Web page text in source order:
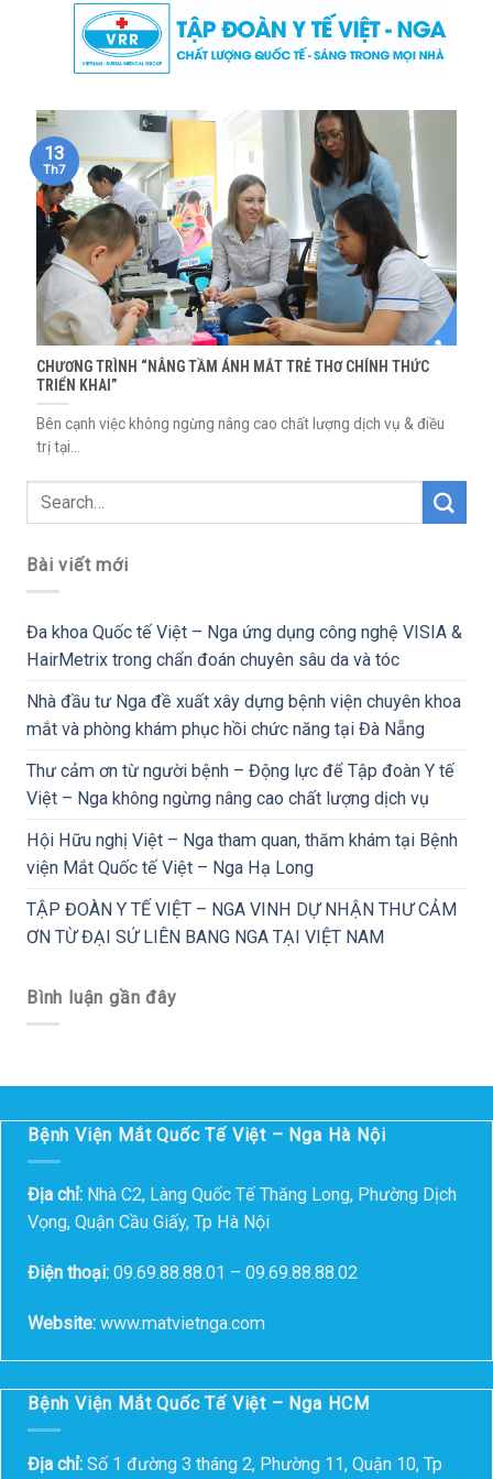
CHƯƠNG TRÌNH “NÂNG TẦM ÁNH MẮT TRẺ THƠ CHÍNH THỨC
TRIỂN KHAI”
Bên cạnh việc không ngừng nâng cao chất lượng dịch vụ & điều
trị tại...
13
Th7
Bài viết mới
Đa khoa Quốc tế Việt – Nga ứng dụng công nghệ VISIA &
HairMetrix trong chẩn đoán chuyên sâu da và tóc
Nhà đầu tư Nga đề xuất xây dựng bệnh viện chuyên khoa
mắt và phòng khám phục hồi chức năng tại Đà Nẵng
Thư cảm ơn từ người bệnh – Động lực để Tập đoàn Y tế
Việt – Nga không ngừng nâng cao chất lượng dịch vụ
Hội Hữu nghị Việt – Nga tham quan, thăm khám tại Bệnh
viện Mắt Quốc tế Việt – Nga Hạ Long
TẬP ĐOÀN Y TẾ VIỆT – NGA VINH DỰ NHẬN THƯ CẢM
ƠN TỪ ĐẠI SỨ LIÊN BANG NGA TẠI VIỆT NAM
Bình luận gần đây
Bệnh Viện Mắt Quốc Tế Việt – Nga Hà Nội
Địa chỉ: Nhà C2, Làng Quốc Tế Thăng Long, Phường Dịch
Vọng, Quận Cầu Giấy, Tp Hà Nội
Điện thoại: 09.69.88.88.01 – 09.69.88.88.02
Website: www.matvietnga.com
Bệnh Viện Mắt Quốc Tế Việt – Nga HCM
Địa chỉ: Số 1 đường 3 tháng 2, Phường 11, Quận 10, Tp